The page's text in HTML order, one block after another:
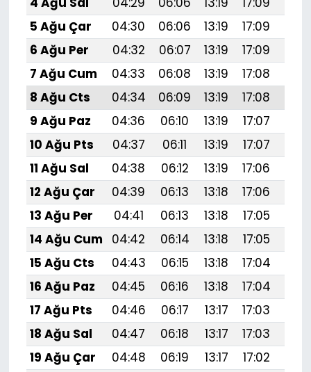
5 Ağu Çar
04:30 06:06 13:19 17:09
6 Ağu Per
04:32 06:07 13:19 17:09
7 Ağu Cum
04:33 06:08 13:19 17:08
8 Ağu Cts
04:34 06:09 13:19 17:08
9 Ağu Paz
04:36 06:10 13:19 17:07
10 Ağu Pts
04:37 06:11 13:19 17:07
11 Ağu Sal
04:38 06:12 13:19 17:06
12 Ağu Çar
04:39 06:13 13:18 17:06
13 Ağu Per
04:41 06:13 13:18 17:05
14 Ağu Cum
04:42 06:14 13:18 17:05
15 Ağu Cts
04:43 06:15 13:18 17:04
16 Ağu Paz
04:45 06:16 13:18 17:04
17 Ağu Pts
04:46 06:17 13:17 17:03
18 Ağu Sal
04:47 06:18 13:17 17:03
19 Ağu Çar
04:48 06:19 13:17 17:02